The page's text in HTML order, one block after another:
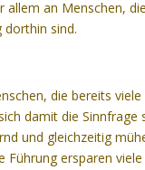
allem an Menschen,
dorthin sind.
die bereits
damit die Sinnfrage
und gleichzeitig
Führung ersparen